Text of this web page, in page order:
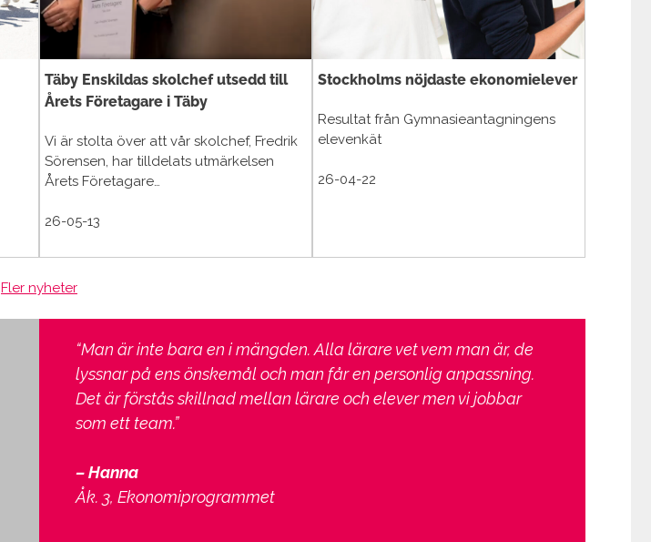
Täby Enskildas skolchef utsedd till
Årets Företagare i Täby
Vi är stolta över att vår skolchef, Fredrik
Sörensen, har tilldelats utmärkelsen
Årets Företagare…
26-05-13
Stockholms nöjdaste ekonomielever
Resultat från Gymnasieantagningens
elevenkät
26-04-22
Fler nyheter
“Man är inte bara en i mängden. Alla lärare vet vem man är, de
lyssnar på ens önskemål och man får en personlig anpassning.
Det är förstås skillnad mellan lärare och elever men vi jobbar
som ett team.”
– Hanna
Åk. 3, Ekonomiprogrammet